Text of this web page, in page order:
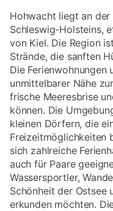
Hohwacht liegt an der
Schleswig-Holsteins,
von Kiel. Die Region
Strände, die sanften
Die
unmittelbarer Nähe
frische Meeresbrise
können. Die
kleinen Dörfern, die
Freizeitmöglichkeiten
sich zahlreiche
auch für Paare
Wassersportler,
Schönheit der Ostsee
erkunden möchten.